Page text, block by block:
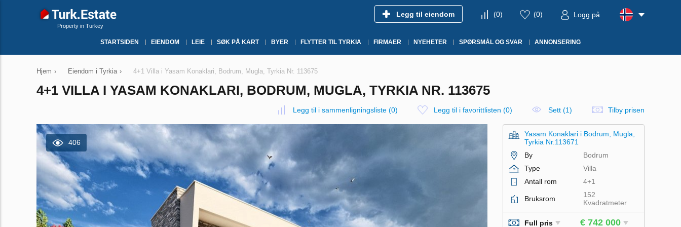
Property in Turkey
Legg til eiendom (0) (0) Logg på
STARTSIDEN EIENDOM LEIE SØK PÅ KART BYER FLYTTER TIL TYRKIA FIRMAER NYEHETER SPØRSMÅL OG SVAR ANNONSERING
Hjem › Eiendom i Tyrkia › 4+1 Villa i Yasam Konaklari, Bodrum, Mugla, Tyrkia Nr. 113675
4+1 VILLA I YASAM KONAKLARI, BODRUM, MUGLA, TYRKIA NR. 113675
Legg til i sammenligningsliste (0) Legg til i favorittlisten (0) Sett (1) Tilby prisen
406
Yasam Konaklari i Bodrum, Mugla,
Tyrkia Nr.113671
By
Bodrum
Type
Villa
Antall rom
4+1
Bruksrom
152
Kvadratmeter
Full pris € 742 000